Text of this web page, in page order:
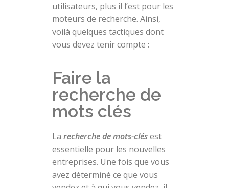
utilisateurs, plus il l’est pour les
moteurs de recherche. Ainsi,
voilà quelques tactiques dont
vous devez tenir compte :
Faire la
recherche de
mots clés
La recherche de mots-clésest
essentielle pour les nouvelles
entreprises. Une fois que vous
avez déterminé ce que vous